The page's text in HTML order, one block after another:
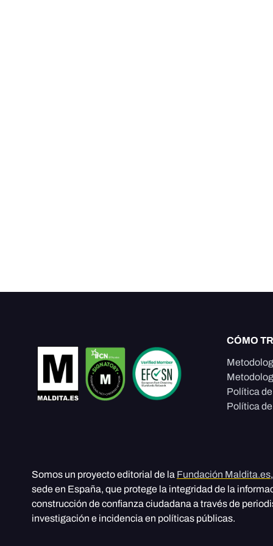
CÓMO
Política
Política
Somos un proyecto editorial de la Fundación Maldita.es
sede en España, que protege la integridad de la
construcción de confianza ciudadana a través de
investigación e incidencia en políticas públicas.